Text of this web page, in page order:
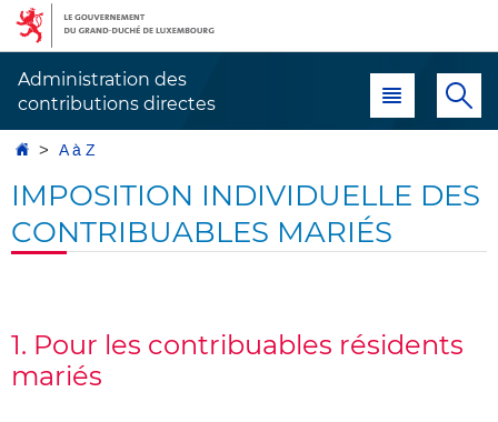
Aller
navigation
Aller
au
Administration des
contributions directes
Menu principal
AccueilA à Z
IMPOSITION INDIVIDUELLE DES
CONTRIBUABLES MARIÉS
1. Pour les contribuables résidents
mariés